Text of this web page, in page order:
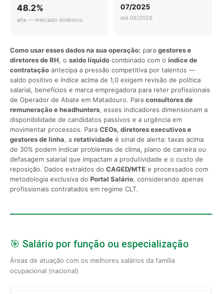
48.2%
alta — mercado dinâmico
07/2025
até 06/2026
Como usar esses dados na sua operação: para gestores e
diretores de RH, o saldo líquido combinado com o índice de
contratação antecipa a pressão competitiva por talentos —
saldo positivo e índice acima de 1,0 exigem revisão de política
salarial, benefícios e marca empregadora para reter profissionais
de Operador de Abate em Matadouro. Para consultores de
remuneração e headhunters, esses indicadores dimensionam a
disponibilidade de candidatos passivos e a urgência em
movimentar processos. Para CEOs, diretores executivos e
gestores de linha, a rotatividade é sinal de alerta: taxas acima
de 30% podem indicar problemas de clima, plano de carreira ou
defasagem salarial que impactam a produtividade e o custo de
reposição. Dados extraídos do CAGED/MTE e processados com
metodologia exclusiva do Portal Salário, considerando apenas
profissionais contratados em regime CLT.
🎯 Salário por função ou especialização
Áreas de atuação com os melhores salários da família
ocupacional (nacional)